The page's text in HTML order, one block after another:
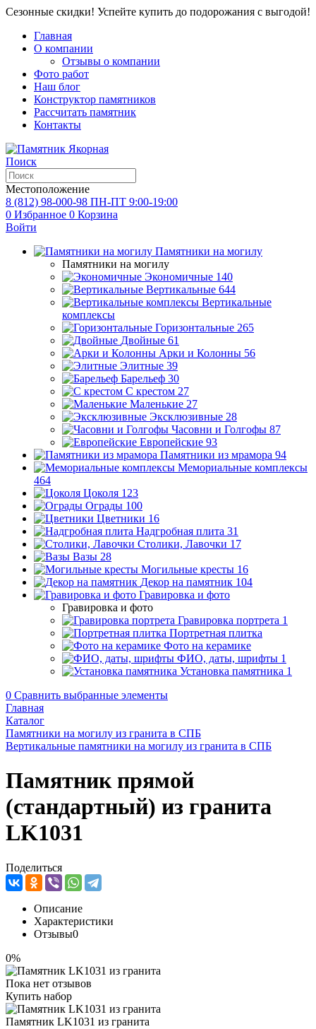
Сезонные скидки! Успейте купить до подорожания с выгодой!
Главная
О компании
Отзывы о компании
Фото работ
Наш блог
Конструктор памятников
Рассчитать памятник
Контакты
Поиск
Местоположение
8 (812) 98-000-98 ПН-ПТ 9:00-19:00
0 Избранное 0 Корзина
Войти
Памятники на могилу
Памятники на могилу
Экономичные 140
Вертикальные 644
Вертикальные
комплексы
Горизонтальные 265
Двойные 61
Арки и Колонны 56
Элитные 39
Барельеф 30
С крестом 27
Маленькие 27
Эксклюзивные 28
Часовни и Голгофы 87
Европейские 93
Памятники из мрамора 94
Мемориальные комплексы
464
Цоколя 123
Ограды 100
Цветники 16
Надгробная плита 31
Столики, Лавочки 17
Вазы 28
Могильные кресты 16
Декор на памятник 104
Гравировка и фото
Гравировка и фото
Гравировка портрета 1
Портретная плитка
Фото на керамике
ФИО, даты, шрифты 1
Установка памятника 1
0 Сравнить выбранные элементы
Главная
Каталог
Памятники на могилу из гранита в СПБ
Вертикальные памятники на могилу из гранита в СПБ
Памятник прямой
(стандартный) из гранита
LK1031
Поделиться
Описание
Характеристики
Отзывы0
0%
Пока нет отзывов
Купить набор
Памятник LK1031 из гранита